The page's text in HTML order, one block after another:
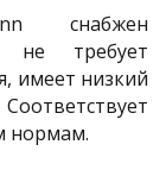
снабжен
не требует
имеет низкий
нормам.